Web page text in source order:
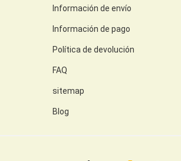
Información de envío
Información de pago
Política de devolución
FAQ
sitemap
Blog